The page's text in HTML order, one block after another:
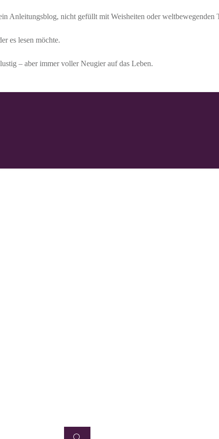
Anleitungsblog, nicht gefüllt mit Weisheiten oder weltbewegenden
es lesen möchte.
– aber immer voller Neugier auf das Leben.